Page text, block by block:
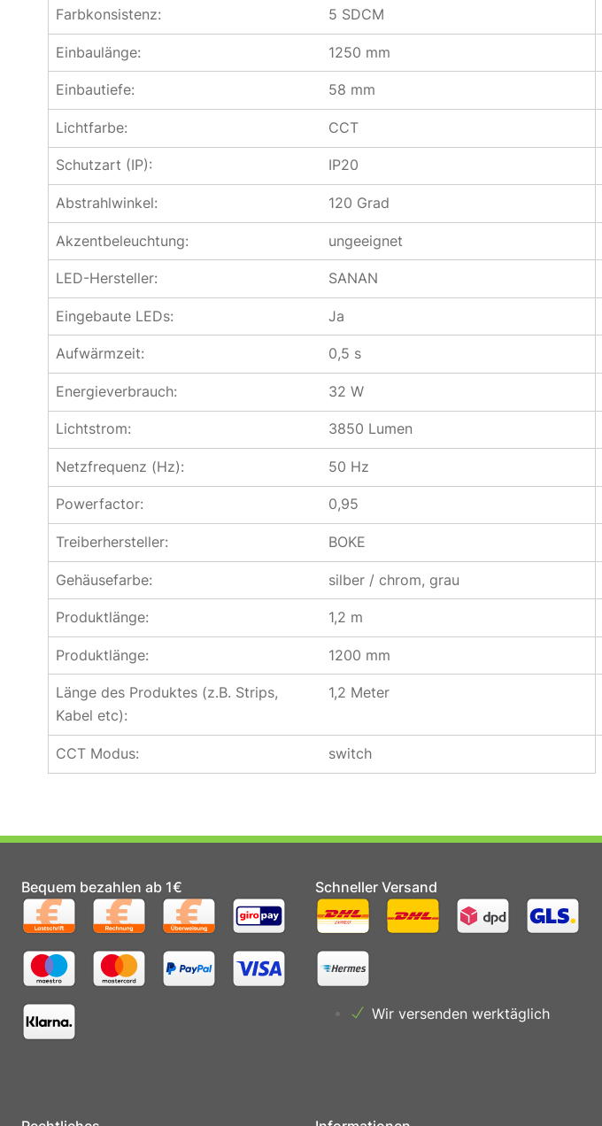
Farbkonsistenz: 5 SDCM
Einbaulänge: 1250 mm
Einbautiefe: 58 mm
Lichtfarbe: CCT
Schutzart (IP): IP20
Abstrahlwinkel: 120 Grad
Akzentbeleuchtung: ungeeignet
LED-Hersteller: SANAN
Eingebaute LEDs: Ja
Aufwärmzeit: 0,5 s
Energieverbrauch: 32 W
Lichtstrom: 3850 Lumen
Netzfrequenz (Hz): 50 Hz
Powerfactor: 0,95
Treiberhersteller: BOKE
Gehäusefarbe: silber / chrom, grau
Produktlänge: 1,2 m
Produktlänge: 1200 mm
Länge des Produktes (z.B. Strips,
Kabel etc):
1,2 Meter
CCT Modus: switch
Bequem bezahlen ab 1€ Schneller Versand
Wir versenden werktäglich